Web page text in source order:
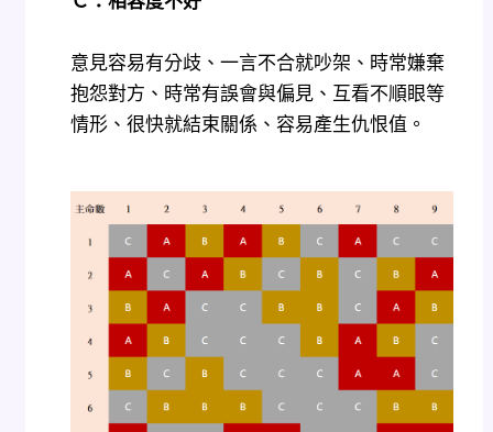
意見容易有分歧、一言不合就吵架、時常嫌棄
抱怨對方、時常有誤會與偏見、互看不順眼等
情形、很快就結束關係、容易產生仇恨值。